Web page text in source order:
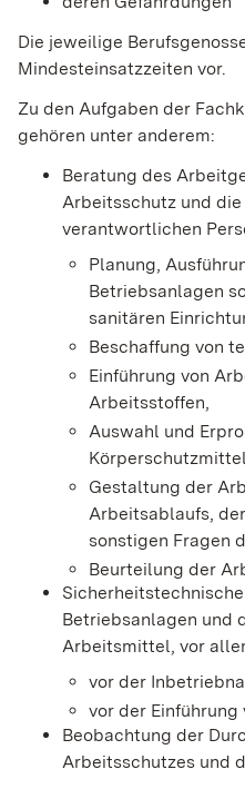
Die jeweilige
Mindesteinsatzzeiten vor.
Zu den Aufgaben der
gehören unter anderem:
Beratung des
Arbeitsschutz und
verantwortlichen
Planung,
Betriebsanlagen
sanitären
Beschaffung von
Einführung von
Arbeitsstoffen,
Auswahl und
Gestaltung der
Arbeitsablaufs,
sonstigen Fragen
Beurteilung der
Betriebsanlagen und
Arbeitsmittel, vor
vor der
vor der
Beobachtung der
Arbeitsschutzes und